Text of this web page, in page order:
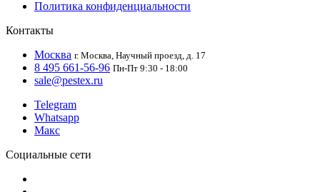
Политика конфиденциальности
Контакты
Москва г. Москва, Научный проезд, д. 17
8 495 661-56-96 Пн-Пт 9:30 - 18:00
sale@pestex.ru
Telegram
Whatsapp
Макс
Социальные сети